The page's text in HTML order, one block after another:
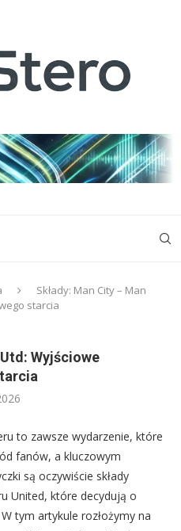
Składy: Man City – Man
starcia
Wyjściowe
to zawsze wydarzenie, które
fanów, a kluczowym
są oczywiście składy
United, które decydują o
tym artykule rozłożymy na